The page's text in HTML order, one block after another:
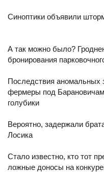
Синоптики объявили
А так можно было?
бронирования
Последствия аномальных
фермеры под
голубики
Вероятно, задержали
Лосика
Стало известно, кто тот
ложные доносы на